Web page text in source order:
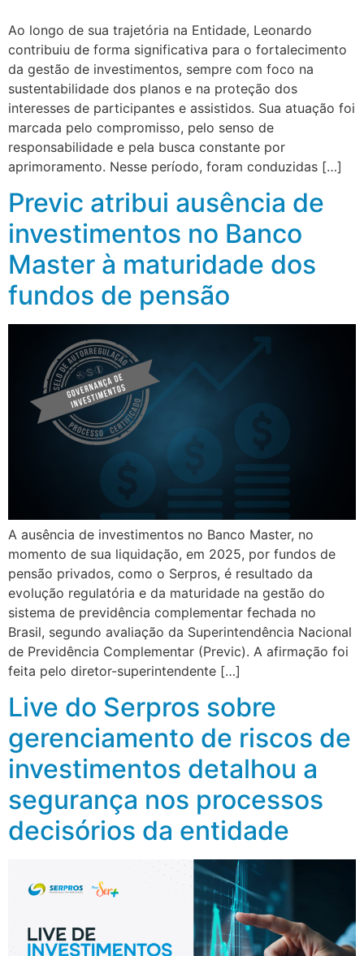
Ao longo de sua trajetória na Entidade, Leonardo
contribuiu de forma significativa para o fortalecimento
da gestão de investimentos, sempre com foco na
sustentabilidade dos planos e na proteção dos
interesses de participantes e assistidos. Sua atuação foi
marcada pelo compromisso, pelo senso de
responsabilidade e pela busca constante por
aprimoramento. Nesse período, foram conduzidas […]
Previc atribui ausência de
investimentos no Banco
Master à maturidade dos
fundos de pensão
A ausência de investimentos no Banco Master, no
momento de sua liquidação, em 2025, por fundos de
pensão privados, como o Serpros, é resultado da
evolução regulatória e da maturidade na gestão do
sistema de previdência complementar fechada no
Brasil, segundo avaliação da Superintendência Nacional
de Previdência Complementar (Previc). A afirmação foi
feita pelo diretor-superintendente […]
Live do Serpros sobre
gerenciamento de riscos de
investimentos detalhou a
segurança nos processos
decisórios da entidade